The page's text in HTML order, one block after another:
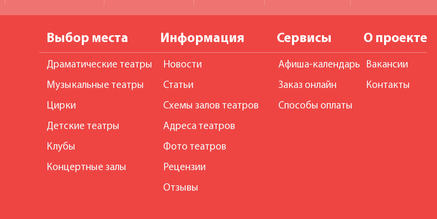
Выбор места Информация Сервисы О проекте
Драматические театры
Музыкальные театры
Цирки
Детские театры
Клубы
Концертные залы
Новости
Статьи
Схемы залов театров
Адреса театров
Фото театров
Рецензии
Отзывы
Афиша-календарь
Заказ онлайн
Способы оплаты
Вакансии
Контакты